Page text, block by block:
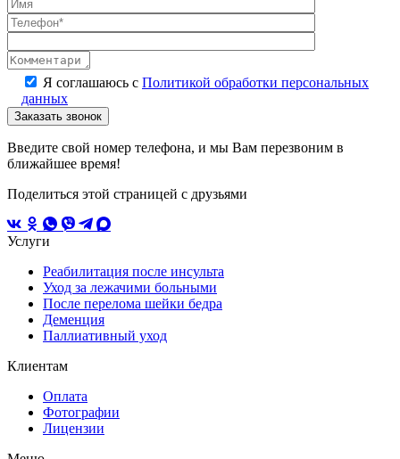
Я соглашаюсь с Политикой обработки персональных
данных
Введите свой номер телефона, и мы Вам перезвоним в
ближайшее время!
Поделиться этой страницей с друзьями
Услуги
Реабилитация после инсульта
Уход за лежачими больными
После перелома шейки бедра
Деменция
Паллиативный уход
Клиентам
Оплата
Фотографии
Лицензии